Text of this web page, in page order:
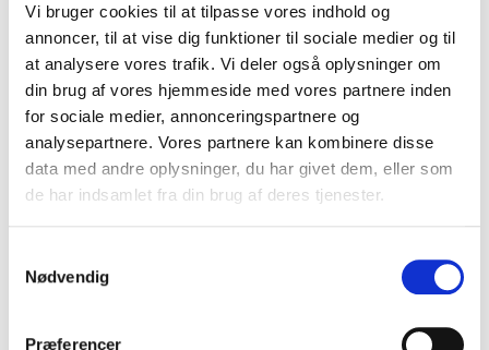
Vi bruger cookies til at tilpasse vores indhold og
annoncer, til at vise dig funktioner til sociale medier og til
at analysere vores trafik. Vi deler også oplysninger om
din brug af vores hjemmeside med vores partnere inden
for sociale medier, annonceringspartnere og
analysepartnere. Vores partnere kan kombinere disse
data med andre oplysninger, du har givet dem, eller som
de har indsamlet fra din brug af deres tjenester.
Nødvendig
Præferencer
Hvordan kommer vi til Italien?